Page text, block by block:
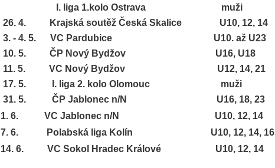
I. liga 1.kolo Ostrava
muži
26. 4. Krajská soutěž Česká Skalice
U10, 12, 14
3. - 4. 5. VC Pardubice
U10. až U23
10. 5. ČP Nový Bydžov
U16, U18
11. 5. VC Nový Bydžov
U12, 14, 21
17. 5. I. liga 2. kolo Olomouc
muži
31. 5. ČP Jablonec n/N
U16, 18, 23
1. 6. VC Jablonec n/N
U10, 12, 14
7. 6. Polabská liga Kolín U10, 12, 14, 16
14. 6. VC Sokol Hradec Králové U10, 12, 14